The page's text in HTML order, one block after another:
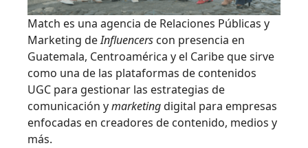
Match es una agencia de Relaciones Públicas y
Marketing deInfluencers con presencia en
Guatemala, Centroamérica y el Caribe que sirve
como una de las plataformas de contenidos
UGC para gestionar las estrategias de
comunicación ymarketingdigital para empresas
enfocadas en creadores de contenido, medios y
más.